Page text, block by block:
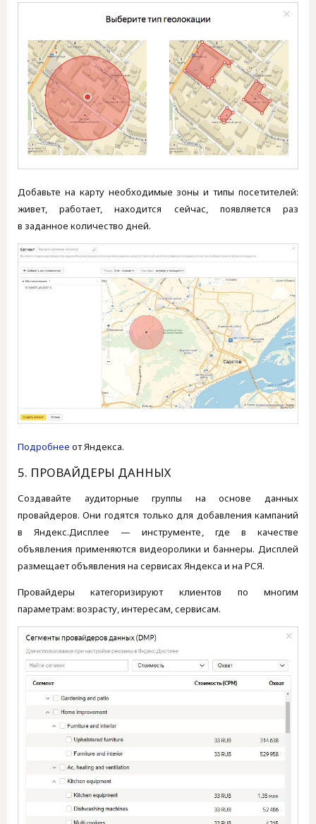
Добавьте на карту необходимые зоны и типы посетителей:
живет, работает, находится сейчас, появляется раз
в заданное количество дней.
Подробнее от Яндекса.
5. ПРОВАЙДЕРЫ ДАННЫХ
Создавайте аудиторные группы на основе данных
провайдеров. Они годятся только для добавления кампаний
в Яндекс.Дисплее — инструменте, где в качестве
объявления применяются видеоролики и баннеры. Дисплей
размещает объявления на сервисах Яндекса и на РСЯ.
Провайдеры категоризируют клиентов по многим
параметрам: возрасту, интересам, сервисам.